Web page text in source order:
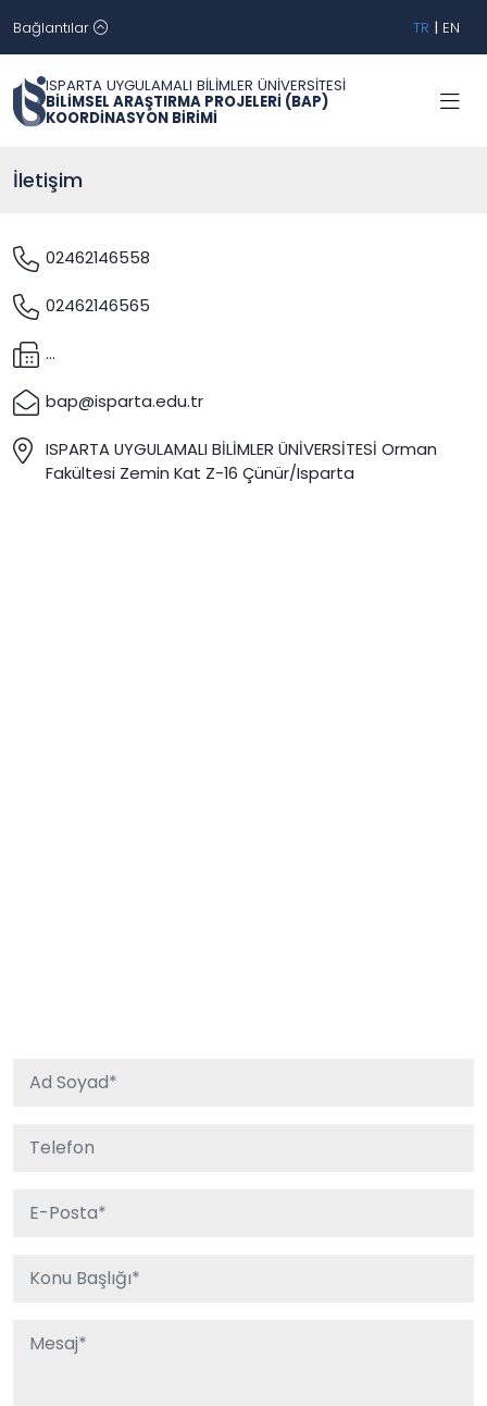
Bağlantılar TR | EN
ISPARTA UYGULAMALI BİLİMLER ÜNİVERSİTESİ
BİLİMSEL ARAŞTIRMA PROJELERİ (BAP)
KOORDİNASYON BİRİMİ
İletişim
02462146558
02462146565
...
bap@isparta.edu.tr
ISPARTA UYGULAMALI BİLİMLER ÜNİVERSİTESİ Orman
Fakültesi Zemin Kat Z-16 Çünür/Isparta